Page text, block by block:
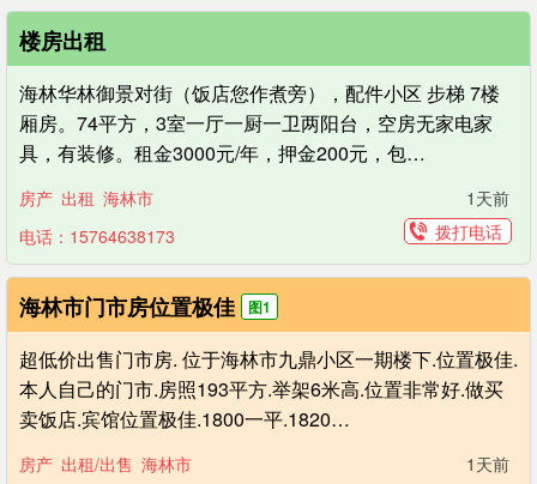
楼房出租
海林华林御景对街（饭店您作煮旁），配件小区 步梯 7楼
厢房。74平方，3室一厅一厨一卫两阳台，空房无家电家
具，有装修。租金3000元/年，押金200元，包…
房产 出租 海林市
1天前
电话：15764638173
拨打电话
海林市门市房位置极佳 图1
超低价出售门市房. 位于海林市九鼎小区一期楼下.位置极佳.
本人自己的门市.房照193平方.举架6米高.位置非常好.做买
卖饭店.宾馆位置极佳.1800一平.1820…
房产 出租/出售 海林市
1天前